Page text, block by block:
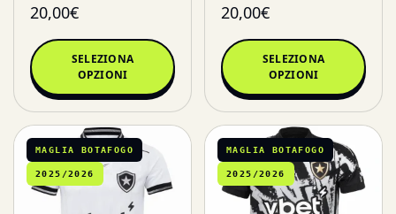
20,00€
SELEZIONA
OPZIONI
20,00€
SELEZIONA
OPZIONI
MAGLIA BOTAFOGO
2025/2026
MAGLIA BOTAFOGO
2025/2026